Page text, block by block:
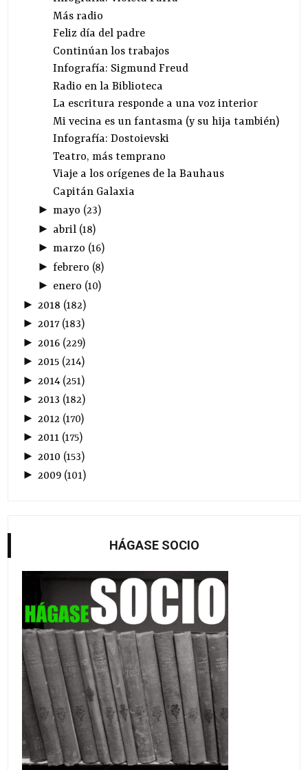
Más radio
Feliz día del padre
Continúan los trabajos
Infografía: Sigmund Freud
Radio en la Biblioteca
La escritura responde a una voz interior
Mi vecina es un fantasma (y su hija también)
Infografía: Dostoievski
Teatro, más temprano
Viaje a los orígenes de la Bauhaus
Capitán Galaxia
► mayo (23)
► abril(18)
► marzo (16)
► febrero (8)
► enero (10)
► 2018 (182)
►2017(183)
► 2016 (229)
►2015 (214)
► 2014 (251)
►2013 (182)
► 2012 (170)
►2011 (175)
► 2010 (153)
►2009 (101)
HÁGASE SOCIO